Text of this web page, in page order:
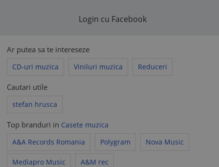
Login cu Facebook
Ar putea sa te intereseze
CD-uri muzica Viniluri muzica Reduceri
Cautari utile
stefan hrusca
Top branduri in Casete muzica
A&A Records Romania
Polygram Nova Music
Mediapro Music A&M rec